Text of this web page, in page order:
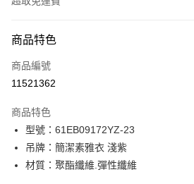
信用卡一次付款
信用卡分期付款
合作金庫商業銀行
華南商業銀行
上海商業儲蓄銀行
國泰世華商業銀行
6 期 0 利率 每期
華南商業銀行
上海商業儲蓄銀行
12 期 0 利率 每期
合作金庫商業銀行
24 期 0 利率 每期NT$27
商品特色
商品編號
11521362
商品特色
型號：61EB09172YZ-23
吊牌：簡潔素雅衣 淺紫
材質：聚酯纖維.彈性纖維